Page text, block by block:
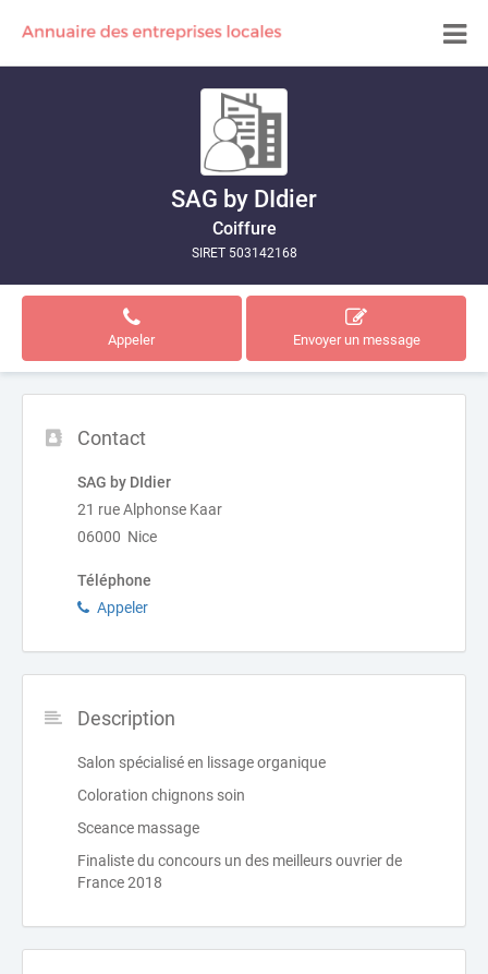
SAG by DIdier
Coiffure
SIRET 503142168
Appeler Envoyer un message
Contact
SAG by DIdier
21 rue Alphonse Kaar
06000 Nice
Téléphone
Appeler
Description
Salon spécialisé en lissage organique
Coloration chignons soin
Sceance massage
Finaliste du concours un des meilleurs ouvrier de
France 2018